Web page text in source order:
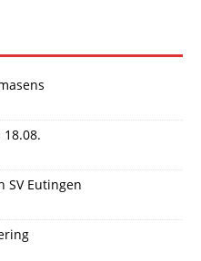
SV Eutingen